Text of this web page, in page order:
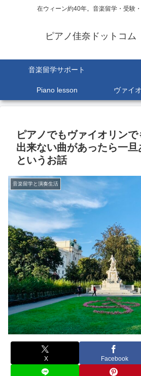
在ウィーン約40年。音楽留学・受験
ピアノ佳奈ドットコ
音楽留学サポート
Piano lesson
ピアノでもヴァイオリン
出来ない曲があったら一旦
というお話
音楽留学と演奏生活
X Facebook